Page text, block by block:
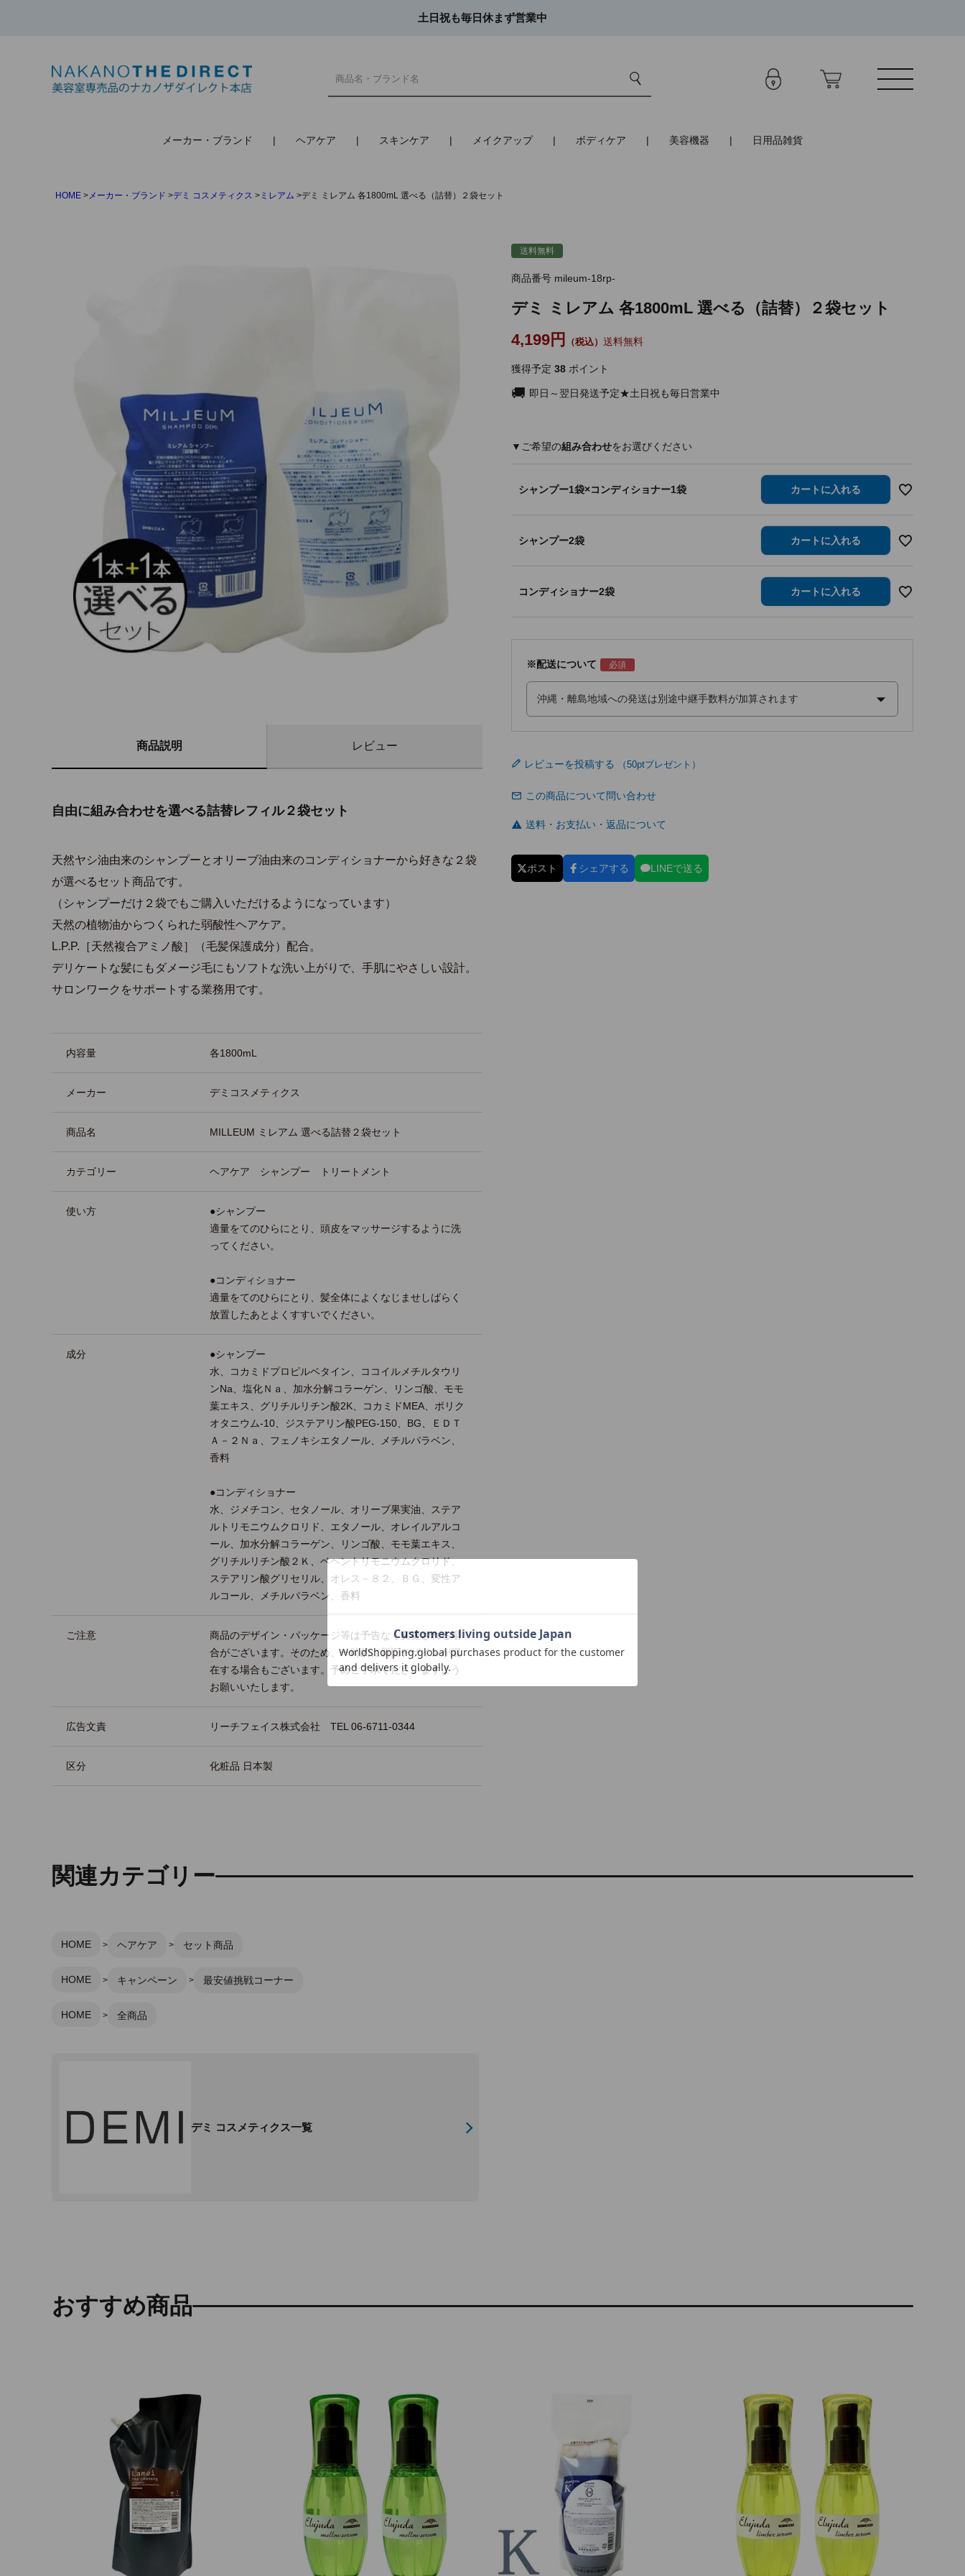
土日祝も毎日休まず営業中
メーカー・ブランド ヘアケア スキンケア メイクアップ ボディケア 美容機器 日用品雑貨
HOME メーカー・ブランド デミ コスメティクス ミレアム デミ ミレアム 各1800mL 選べる（詰替）２袋セット
商品説明 レビュー
自由に組み合わせを選べる詰替レフィル２袋セット
天然ヤシ油由来のシャンプーとオリーブ油由来のコンディショナーから好きな２袋
が選べるセット商品です。
（シャンプーだけ２袋でもご購入いただけるようになっています）
天然の植物油からつくられた弱酸性ヘアケア。
L.P.P.［天然複合アミノ酸］（毛髪保護成分）配合。
デリケートな髪にもダメージ毛にもソフトな洗い上がりで、手肌にやさしい設計。
サロンワークをサポートする業務用です。
内容量 各1800mL
メーカー デミコスメティクス
商品名 MILLEUM ミレアム 選べる詰替２袋セット
カテゴリー ヘアケア シャンプー トリートメント
使い方
●シャンプー
適量をてのひらにとり、頭皮をマッサージするように洗
ってください。
●コンディショナー
適量をてのひらにとり、髪全体によくなじませしばらく
放置したあとよくすすいでください。
成分
●シャンプー
水、コカミドプロピルベタイン、ココイルメチルタウリ
ンNa、塩化Ｎａ、加水分解コラーゲン、リンゴ酸、モモ
葉エキス、グリチルリチン酸2K、コカミドMEA、ポリク
オタニウム-10、ジステアリン酸PEG-150、BG、ＥＤＴ
Ａ－２Ｎａ、フェノキシエタノール、メチルパラベン、
香料
●コンディショナー
水、ジメチコン、セタノール、オリーブ果実油、ステア
ルトリモニウムクロリド、エタノール、オレイルアルコ
ール、加水分解コラーゲン、リンゴ酸、モモ葉エキス、
グリチルリチン酸２Ｋ、ベヘントリモニウムクロリド、
ステアリン酸グリセリル、オレス－８２、ＢＧ、変性ア
ルコール、メチルパラベン、香料
ご注意
商品のデザイン・パッケージ等は予告なく変更される場
合がございます。そのため、一時的に新旧デザインが混
在する場合もございます。予めご了承くださいますよう
お願いいたします。
広告文責 リーチフェイス株式会社 TEL 06-6711-0344
区分 化粧品 日本製
送料無料
商品番号 mileum-18rp-
デミ ミレアム 各1800mL 選べる（詰替）２袋セット
4,199
送料無料
獲得予定 38 ポイント
即日～翌日発送予定★土日祝も毎日営業中
組み合わせ
シャンプー1袋×コンディショナー1袋 カートに入れる
シャンプー2袋 カートに入れる
コンディショナー2袋 カートに入れる
※配送について
レビューを投稿する
この商品について問い合わせ
送料・お支払い・返品について
ポスト シェアする LINEで送る
関連カテゴリー
HOME ヘアケア セット商品
HOME キャンペーン 最安値挑戦コーナー
HOME 全商品
デミ コスメティクス一覧
おすすめ商品